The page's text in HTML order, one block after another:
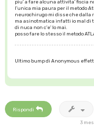
piu' a fare alcuna attivita' fiscia
l'unica mia paura per il metodo
neurochirugo mi disse che dalla
ma asinotmatica infatti io mal di
di nuca non c'e' lo mai.
posso fare lo stesso il metodo
Ultimo bump di Anonymous
Rispondi
3